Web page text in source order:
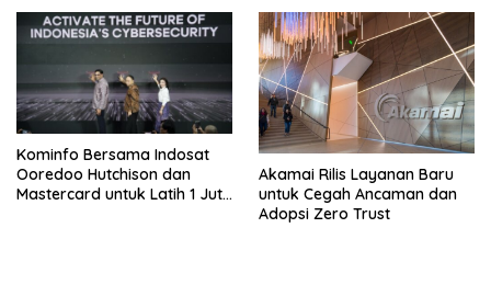
Kominfo Bersama Indosat
Ooredoo Hutchison dan
Mastercard untuk Latih 1 Juta
Akamai Rilis Layanan Baru
untuk Cegah Ancaman dan
Adopsi Zero Trust